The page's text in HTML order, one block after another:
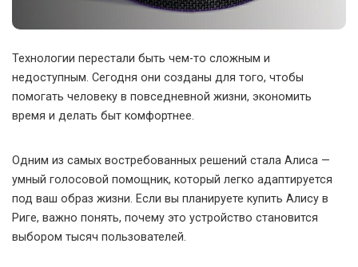
Технологии перестали быть чем-то сложным и
недоступным. Сегодня они созданы для того, чтобы
помогать человеку в повседневной жизни, экономить
время и делать быт комфортнее.
Одним из самых востребованных решений стала Алиса —
умный голосовой помощник, который легко адаптируется
под ваш образ жизни. Если вы планируете купить Алису в
Риге, важно понять, почему это устройство становится
выбором тысяч пользователей.